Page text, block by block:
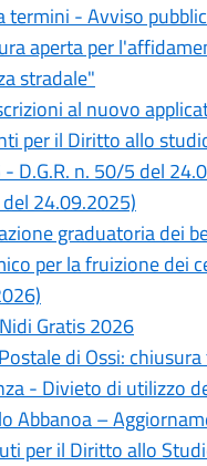
termini - Avviso
aperta per
stradale"
al nuovo
per il Diritto allo
D.G.R. n. 50/5 del
24.09.2025)
graduatoria dei
per la fruizione dei
Gratis 2026
di Ossi:
- Divieto di utilizzo
Abbanoa –
per il Diritto allo